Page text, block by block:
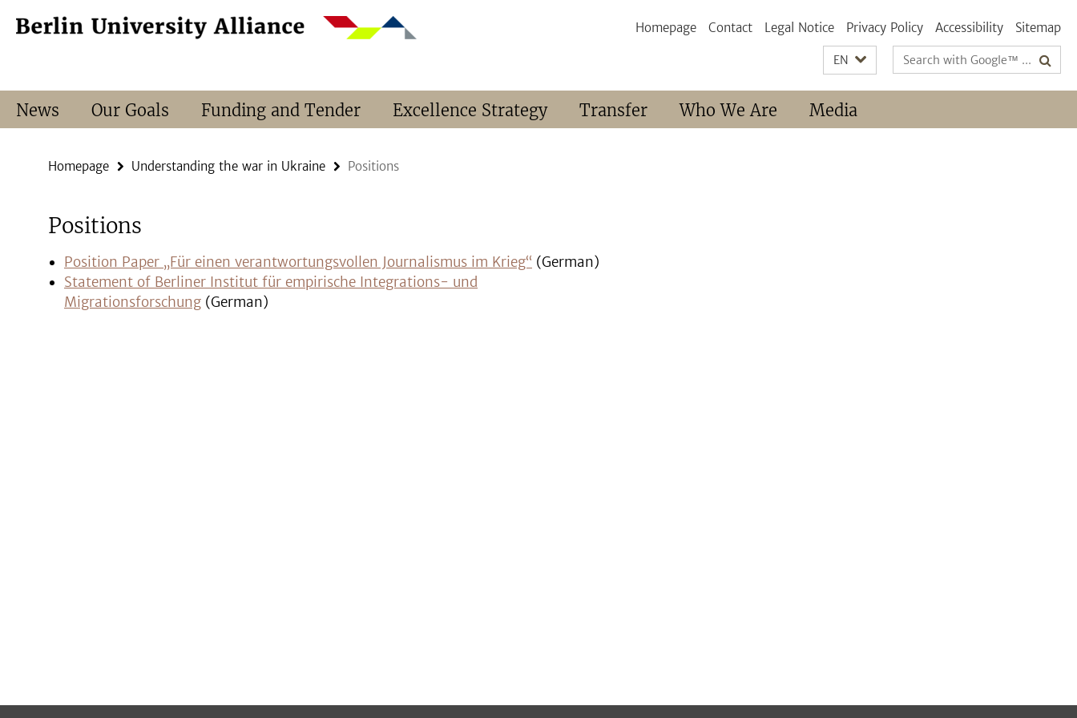
direkt
Service
Homepage Contact Legal Notice Privacy Policy Accessibility Sitemap
EN
Search
terms
News Our Goals Funding and Tender Excellence Strategy Transfer Who We Are Media
Homepage Understanding the war in Ukraine Positions
Positions
Position Paper „Für einen verantwortungsvollen Journalismus im Krieg“ (German)
Statement of Berliner Institut für empirische Integrations- und
Migrationsforschung (German)